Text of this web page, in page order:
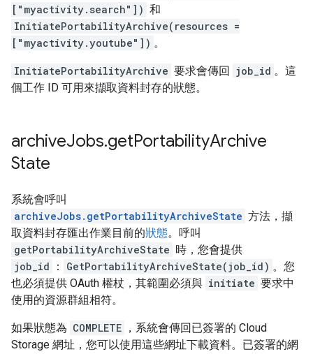
["myactivity.search"]) 和
InitiatePortabilityArchive(resources =
["myactivity.youtube"]) 。
InitiatePortabilityArchive 要求會傳回 job_id 。這
個工作 ID 可用來擷取資料封存的狀態。
archiveJobs.getPortabilityArchive
State
系統會呼叫
archiveJobs.getPortabilityArchiveState 方法，擷
取資料封存匯出作業目前的狀態。呼叫
getPortabilityArchiveState 時，您會提供
job_id
： GetPortabilityArchiveState(job_id) 。您
也必須提供 OAuth 權杖，其範圍必須與 initiate 要求中
使用的資源群組相符。
如果狀態為 COMPLETE ，系統會傳回已簽署的 Cloud
Storage 網址，您可以使用這些網址下載資料。已簽署的網